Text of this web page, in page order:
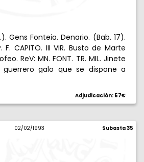
Gens Fonteia. Denario. (Bab. 17).
F. CAPITO. III VIR. Busto de Marte
ReV: MN. FONT. TR. MIL. Jinete
galo que se dispone a
3,67 g. Rara. MBC.Adjudicación: 57€
02/02/1993 Subasta 35